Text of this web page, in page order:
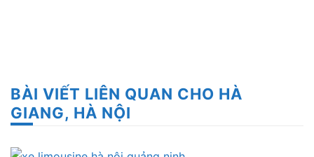
BÀI VIẾT LIÊN QUAN CHO HÀ
GIANG, HÀ NỘI